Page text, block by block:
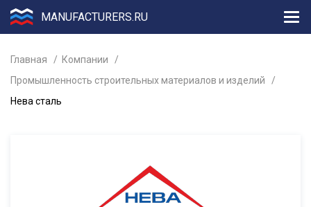
MANUFACTURERS.RU
Главная
Компании
Промышленность строительных материалов и изделий
Нева сталь